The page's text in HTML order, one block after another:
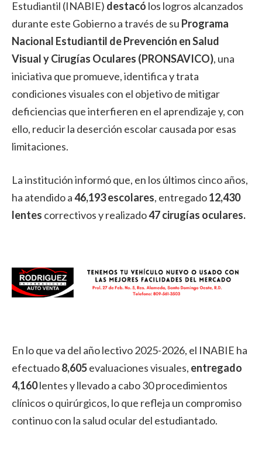
Estudiantil (INABIE) destacó los logros alcanzados
durante este Gobierno a través de su Programa
Nacional Estudiantil de Prevención en Salud
Visual y Cirugías Oculares (PRONSAVICO), una
iniciativa que promueve, identifica y trata
condiciones visuales con el objetivo de mitigar
deficiencias que interfieren en el aprendizaje y, con
ello, reducir la deserción escolar causada por esas
limitaciones.
La institución informó que, en los últimos cinco años,
ha atendido a46,193 escolares, entregado12,430
lentes correctivos y realizado47 cirugías oculares.
En lo que va del año lectivo 2025-2026, el INABIE ha
efectuado8,605evaluaciones visuales, entregado
4,160lentes y llevado a cabo 30 procedimientos
clínicos o quirúrgicos, lo que refleja un compromiso
continuo con la salud ocular del estudiantado.